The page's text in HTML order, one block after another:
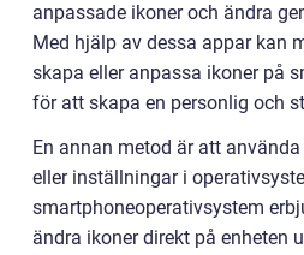
anpassade ikoner och ändra
Med hjälp av dessa appar kan
skapa eller anpassa ikoner på
för att skapa en personlig och
En annan metod är att
eller inställningar i
smartphoneoperativsystem
ändra ikoner direkt på enheten